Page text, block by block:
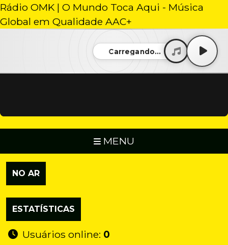
Rádio OMK | O Mundo Toca Aqui - Música
Global em Qualidade AAC+
Carregando...
MENU
NO AR
ESTATÍSTICAS
Usuários online: 0